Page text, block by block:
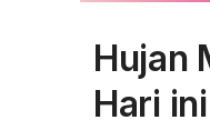
Hujan
Hari ini